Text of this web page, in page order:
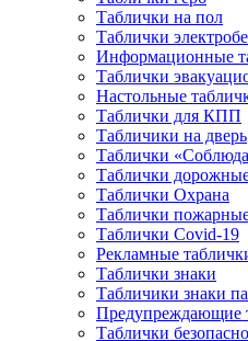
Таблички на пол
Таблички
Информационные
Таблички
Настольные
Таблички для КПП
Табличики на дверь
Таблички
Таблички
Таблички Охрана
Таблички
Таблички Covid-19
Рекламные
Таблички знаки
Табличики знаки
Предупреждающие
Таблички